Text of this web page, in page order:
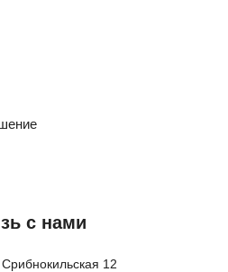
с нами
Срибнокильская 12